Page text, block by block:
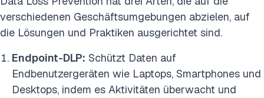
verschiedenen Geschäftsumgebungen abzielen, auf
die Lösungen und Praktiken ausgerichtet sind.
Endpoint-DLP: Schützt Daten auf
Endbenutzergeräten wie Laptops, Smartphones und
Desktops, indem es Aktivitäten überwacht und